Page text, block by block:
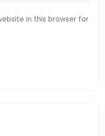
in this browser for